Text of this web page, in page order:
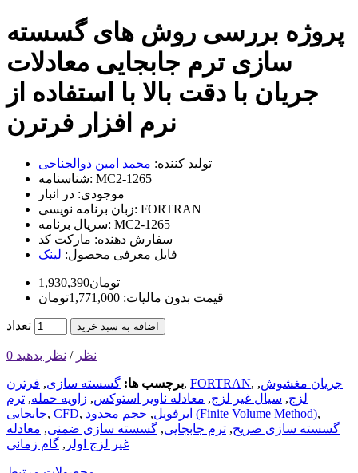
پروژه بررسی روش های گسسته
سازی ترم جابجایی معادلات
جریان با دقت بالا با استفاده از
نرم افزار فرترن
تولید کننده: محمد امین ذوالجناحی
شناسنامه: MC2-1265
موجودی: در انبار
زبان برنامه نویسی: FORTRAN
سریال برنامه: MC2-1265
سفارش دهنده: مارکت کد
فایل معرفی محصول: لینک
1,930,390تومان
قیمت بدون مالیات: 1,771,000تومان
تعداد اضافه به سبد خرید
0 نظر / نظر بدهید
برچسب ها: گسسته سازی, فرترن , FORTRAN, جریان مغشوش,
لزج, سیال غیر لزج, معادله ناویر استوکس, زاویه حمله, ترم
جابجایی, CFD, ایرفویل, حجم محدود (Finite Volume Method),
گسسته سازی صریح, ترم جابجایی, گسسته سازی ضمنی, معادله
غیر لزج اولر , گام زمانی